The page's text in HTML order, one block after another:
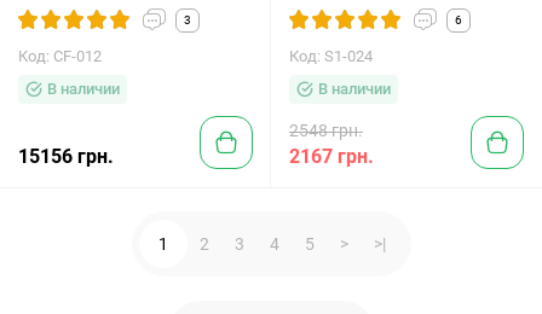
3
Код: CF-012
В наличии
15156 грн.
6
Код: S1-024
В наличии
2548 грн.
2167 грн.
1 2 3 4 5 > >|